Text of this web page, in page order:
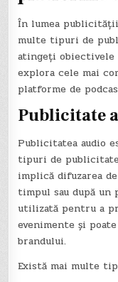
În lumea
multe tipuri de
atingeți obiectivele
explora cele mai
platforme de
Publicitate
Publicitatea audio
tipuri de
implică difuzarea
timpul sau după un
utilizată pentru a
evenimente și
brandului.
Există mai multe